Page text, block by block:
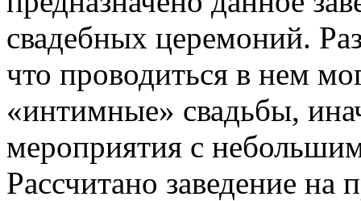
свадебных церемоний.
что проводиться в нем
«интимные» свадьбы,
мероприятия с
Рассчитано заведение на